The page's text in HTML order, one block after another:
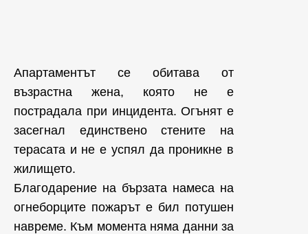
Апартаментът се обитава от
възрастна жена, която не е
пострадала при инцидента. Огънят е
засегнал единствено стените на
терасата и не е успял да проникне в
жилището.
Благодарение на бързата намеса на
огнеборците пожарът е бил потушен
навреме. Към момента няма данни за